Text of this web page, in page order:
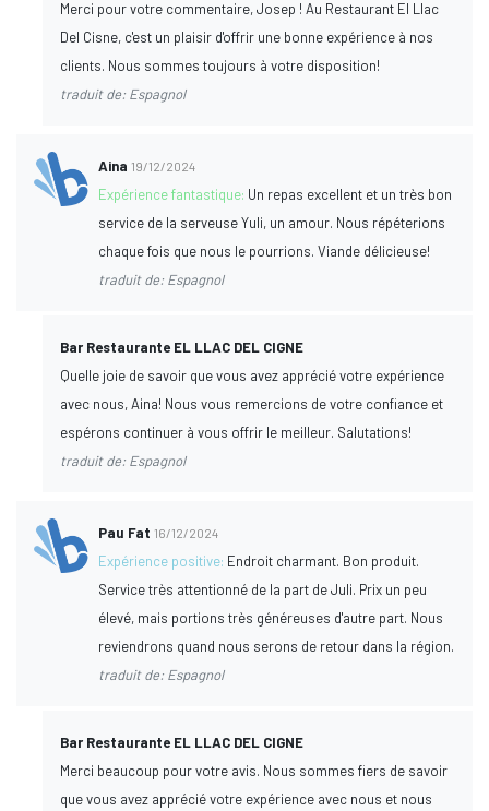
Merci pour votre commentaire, Josep ! Au Restaurant El Llac
Del Cisne, c'est un plaisir d'offrir une bonne expérience à nos
clients. Nous sommes toujours à votre disposition!
traduit de: Espagnol
Aina 19/12/2024
Expérience fantastique: Un repas excellent et un très bon
service de la serveuse Yuli, un amour. Nous répéterions
chaque fois que nous le pourrions. Viande délicieuse!
traduit de: Espagnol
Bar Restaurante EL LLAC DEL CIGNE
Quelle joie de savoir que vous avez apprécié votre expérience
avec nous, Aina! Nous vous remercions de votre confiance et
espérons continuer à vous offrir le meilleur. Salutations!
traduit de: Espagnol
Pau Fat 16/12/2024
Expérience positive: Endroit charmant. Bon produit.
Service très attentionné de la part de Juli. Prix un peu
élevé, mais portions très généreuses d'autre part. Nous
reviendrons quand nous serons de retour dans la région.
traduit de: Espagnol
Bar Restaurante EL LLAC DEL CIGNE
Merci beaucoup pour votre avis. Nous sommes fiers de savoir
que vous avez apprécié votre expérience avec nous et nous